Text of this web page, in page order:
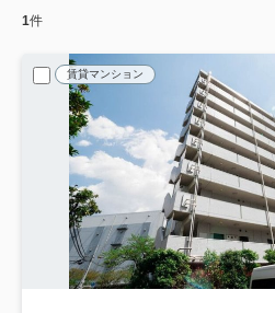
1件
賃貸マンション